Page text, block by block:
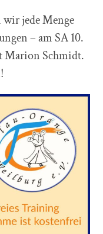
jede Menge
– am SA 10.
Marion Schmidt.